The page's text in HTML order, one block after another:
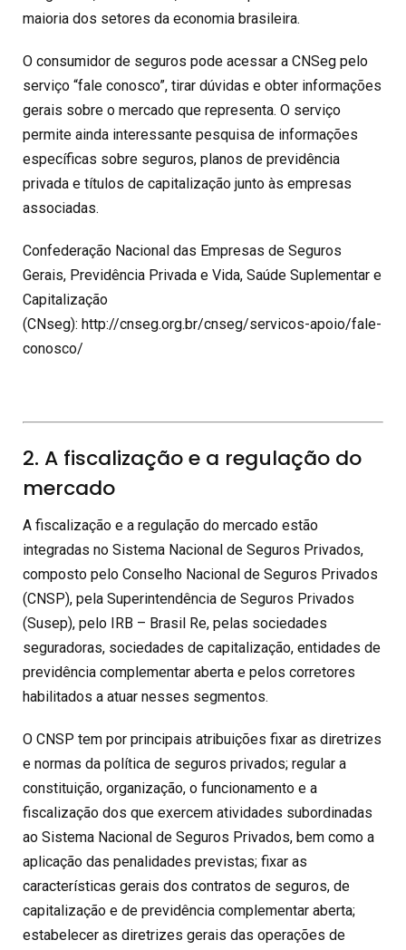
maioria dos setores da economia brasileira.
O consumidor de seguros pode acessar a CNSeg pelo
serviço “fale conosco”, tirar dúvidas e obter informações
gerais sobre o mercado que representa. O serviço
permite ainda interessante pesquisa de informações
específicas sobre seguros, planos de previdência
privada e títulos de capitalização junto às empresas
associadas.
Confederação Nacional das Empresas de Seguros
Gerais, Previdência Privada e Vida, Saúde Suplementar e
Capitalização
(CNseg): http://cnseg.org.br/cnseg/servicos-apoio/fale-
conosco/
2. A fiscalização e a regulação do
mercado
A fiscalização e a regulação do mercado estão
integradas no Sistema Nacional de Seguros Privados,
composto pelo Conselho Nacional de Seguros Privados
(CNSP), pela Superintendência de Seguros Privados
(Susep), pelo IRB – Brasil Re, pelas sociedades
seguradoras, sociedades de capitalização, entidades de
previdência complementar aberta e pelos corretores
habilitados a atuar nesses segmentos.
O CNSP tem por principais atribuições fixar as diretrizes
e normas da política de seguros privados; regular a
constituição, organização, o funcionamento e a
fiscalização dos que exercem atividades subordinadas
ao Sistema Nacional de Seguros Privados, bem como a
aplicação das penalidades previstas; fixar as
características gerais dos contratos de seguros, de
capitalização e de previdência complementar aberta;
estabelecer as diretrizes gerais das operações de